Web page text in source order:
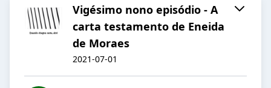
Vigésimo nono episódio - A
carta testamento de Eneida
de Moraes
2021-07-01